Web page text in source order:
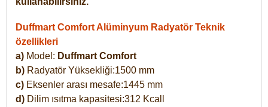
Duffmart Comfort Alüminyum Radyatör Teknik
özellikleri
a) Model: Duffmart Comfort
b) Radyatör Yüksekliği:1500 mm
c) Eksenler arası mesafe:1445 mm
d) Dilim ısıtma kapasitesi:312 Kcall